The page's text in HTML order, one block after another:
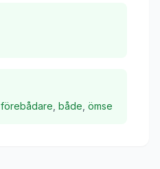
förebådare både ömse